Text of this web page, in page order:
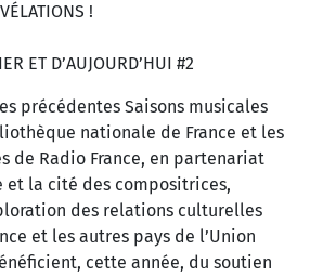
!
ET D’AUJOURD’HUI #2
précédentes Saisons musicales
nationale de France et les
de Radio France, en partenariat
et la cité des compositrices,
des relations culturelles
et les autres pays de l’Union
cette année, du soutien